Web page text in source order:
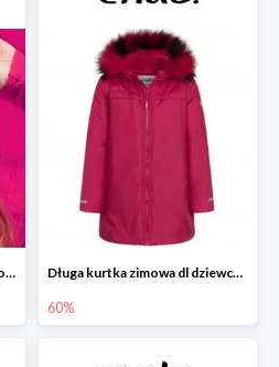
WYPRZEDAŻ DO -70% w endo.pl Długa kurtka zimowa dl dziewczynki
60%